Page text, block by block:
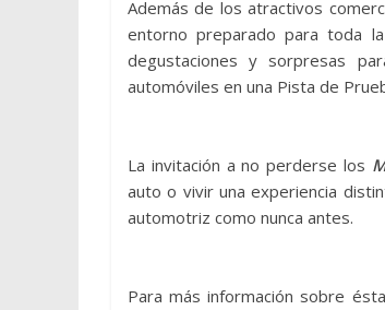
Además de los atractivos
entorno preparado para toda
degustaciones y sorpresas
automóviles en una Pista de
La invitación a no perderse los
auto o vivir una experiencia
automotriz como nunca antes.
Para más información sobre